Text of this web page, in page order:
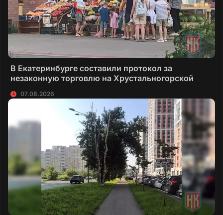
В Екатеринбурге составили протокол за
незаконную торговлю на Хрустальногорской
07.08.2026